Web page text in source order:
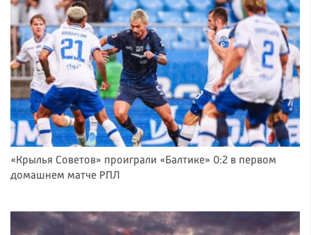
«Крылья Советов» проиграли «Балтике» 0:2 в первом
домашнем матче РПЛ